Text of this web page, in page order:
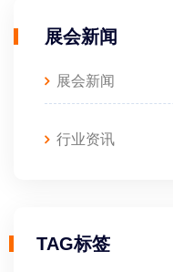
展会新闻
展会新闻
行业资讯
TAG标签